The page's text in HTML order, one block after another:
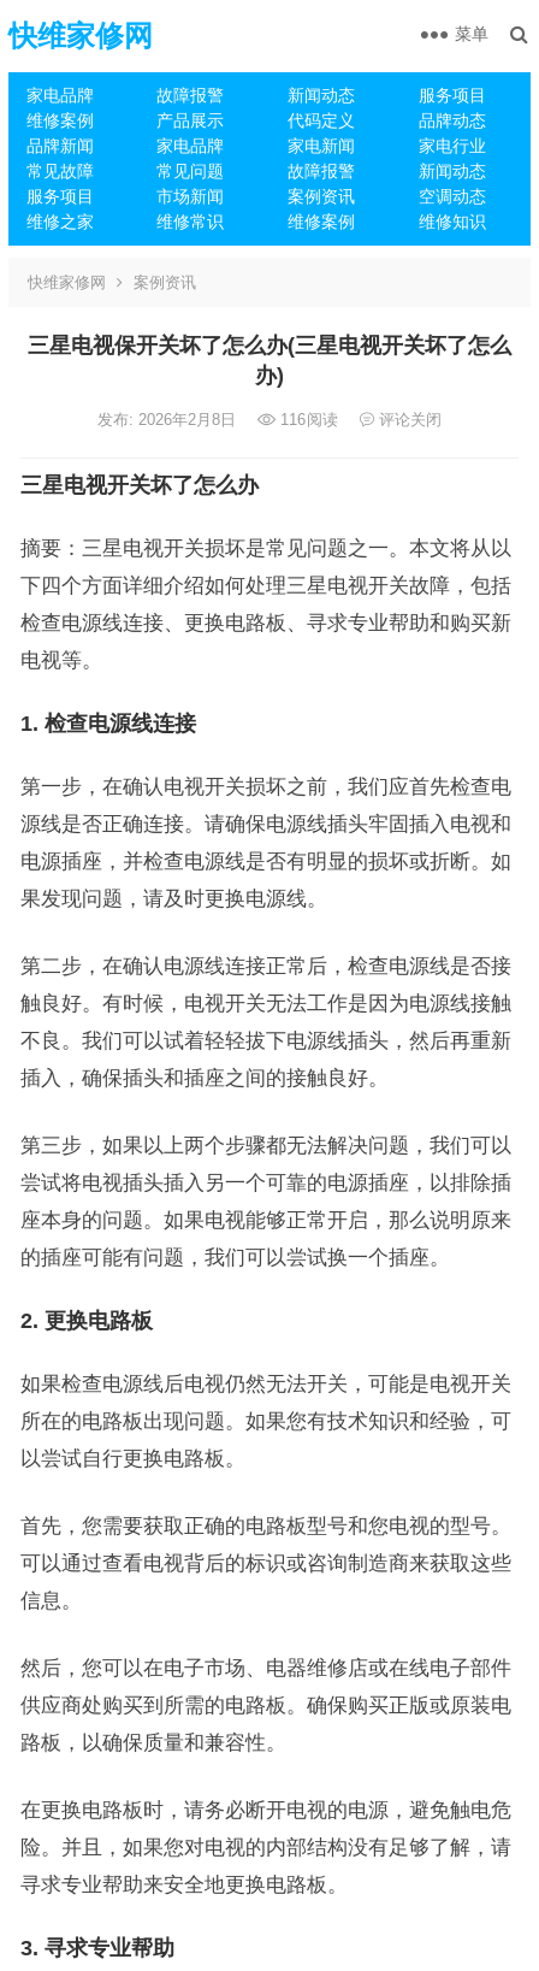
快维家修网
家电品牌 故障报警 新闻动态
服务项目
维修案例
产品展示 代码定义
品牌动态
品牌新闻
家电品牌 家电新闻
家电行业
常见故障
常见问题 故障报警
新闻动态
服务项目
市场新闻 案例资讯
空调动态
维修之家
维修常识 维修案例 维修知识
菜单
快维家修网 案例资讯
三星电视保开关坏了怎么办(三星电视开关坏了怎么
办)
发布: 2026年2月8日 116阅读 评论关闭
三星电视开关坏了怎么办
摘要：三星电视开关损坏是常见问题之一。本文将从以
下四个方面详细介绍如何处理三星电视开关故障，包括
检查电源线连接、更换电路板、寻求专业帮助和购买新
电视等。
1. 检查电源线连接
第一步，在确认电视开关损坏之前，我们应首先检查电
源线是否正确连接。请确保电源线插头牢固插入电视和
电源插座，并检查电源线是否有明显的损坏或折断。如
果发现问题，请及时更换电源线。
第二步，在确认电源线连接正常后，检查电源线是否接
触良好。有时候，电视开关无法工作是因为电源线接触
不良。我们可以试着轻轻拔下电源线插头，然后再重新
插入，确保插头和插座之间的接触良好。
第三步，如果以上两个步骤都无法解决问题，我们可以
尝试将电视插头插入另一个可靠的电源插座，以排除插
座本身的问题。如果电视能够正常开启，那么说明原来
的插座可能有问题，我们可以尝试换一个插座。
2. 更换电路板
如果检查电源线后电视仍然无法开关，可能是电视开关
所在的电路板出现问题。如果您有技术知识和经验，可
以尝试自行更换电路板。
首先，您需要获取正确的电路板型号和您电视的型号。
可以通过查看电视背后的标识或咨询制造商来获取这些
信息。
然后，您可以在电子市场、电器维修店或在线电子部件
供应商处购买到所需的电路板。确保购买正版或原装电
路板，以确保质量和兼容性。
在更换电路板时，请务必断开电视的电源，避免触电危
险。并且，如果您对电视的内部结构没有足够了解，请
寻求专业帮助来安全地更换电路板。
3. 寻求专业帮助